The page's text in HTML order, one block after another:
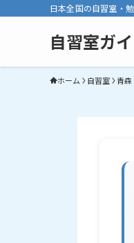
日本全国の自習室・
自習室ガ
ホーム 自習室 青森